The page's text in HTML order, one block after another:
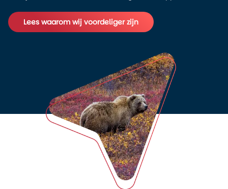
Lees waarom wij voordeliger zijn